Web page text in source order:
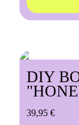
DIY
39,95 €